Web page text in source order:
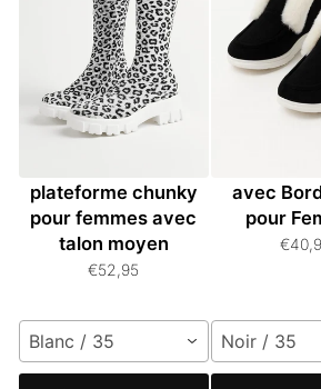
plateforme chunky
pour femmes avec
talon moyen
€52,95
Blanc / 35
avec
pour
Noir / 35